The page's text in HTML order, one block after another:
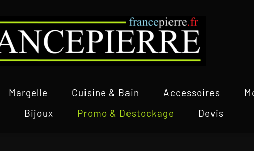
Margelle Cuisine & Bain Accessoires
Bijoux Promo & Déstockage Devis